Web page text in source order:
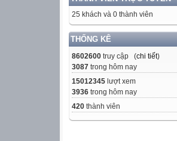
25 khách và 0 thành viên
THỐNG KÊ
8602600 truy cập (chi tiết)
3087 trong hôm nay
15012345 lượt xem
3936 trong hôm nay
420 thành viên